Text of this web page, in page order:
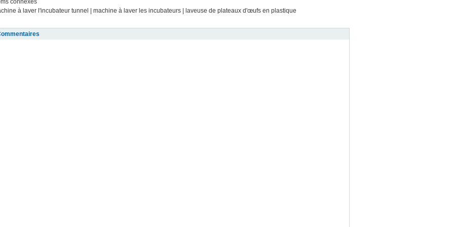
connexes
à laver l'incubateur tunnel | machine à laver les incubateurs | laveuse de plateaux d'œufs en plastique